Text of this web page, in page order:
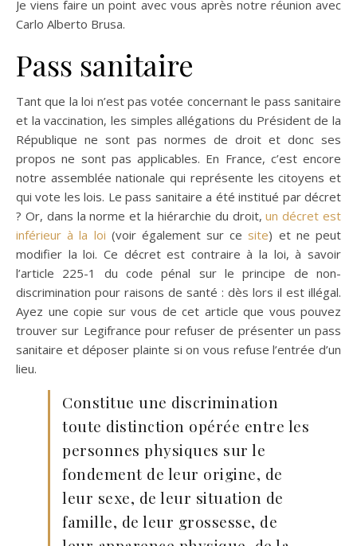
Je viens faire un point avec vous après notre réunion avec
Carlo Alberto Brusa.
Pass sanitaire
Tant que la loi n’est pas votée concernant le pass sanitaire
et la vaccination, les simples allégations du Président de la
République ne sont pas normes de droit et donc ses
propos ne sont pas applicables. En France, c’est encore
notre assemblée nationale qui représente les citoyens et
qui vote les lois. Le pass sanitaire a été institué par décret
? Or, dans la norme et la hiérarchie du droit,un décret est
inférieur à la loi (voir également sur ce site) et ne peut
modifier la loi. Ce décret est contraire à la loi, à savoir
l’article 225-1 du code pénal sur le principe de non-
discrimination pour raisons de santé : dès lors il est illégal.
Ayez une copie sur vous de cet article que vous pouvez
trouver sur Legifrance pour refuser de présenter un pass
sanitaire et déposer plainte si on vous refuse l’entrée d’un
lieu.
Constitue une discrimination
toute distinction opérée entre les
personnes physiques sur le
fondement de leur origine, de
leur sexe, de leur situation de
famille, de leur grossesse, de